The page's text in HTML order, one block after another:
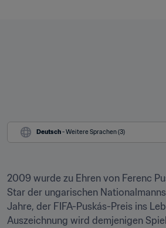
Deutsch - Weitere Sprachen (3)
2009 wurde zu Ehren von Ferenc
Star der ungarischen
Jahre, der FIFA-Puskás-Preis ins
Auszeichnung wird demjenigen